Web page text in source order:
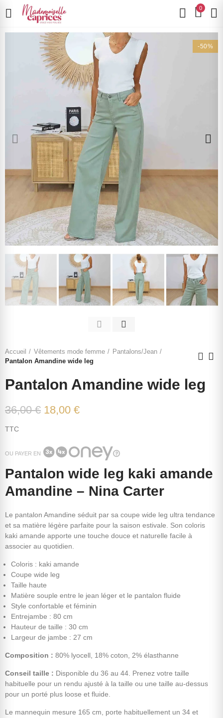
0
-50%
Accueil Vêtements mode femme
Pantalons/Jean
Pantalon Amandine wide leg
Pantalon Amandine wide leg
36,00 € 18,00 €
TTC
OU PAYER EN
Pantalon wide leg kaki amande
Amandine – Nina Carter
Le pantalon Amandine séduit par sa coupe wide leg ultra tendance
et sa matière légère parfaite pour la saison estivale. Son coloris
kaki amande apporte une touche douce et naturelle facile à
associer au quotidien.
Coloris : kaki amande
Coupe wide leg
Taille haute
Matière souple entre le jean léger et le pantalon fluide
Style confortable et féminin
Entrejambe : 80 cm
Hauteur de taille : 30 cm
Largeur de jambe : 27 cm
Composition : 80% lyocell, 18% coton, 2% élasthanne
Conseil taille : Disponible du 36 au 44. Prenez votre taille
habituelle pour un rendu ajusté à la taille ou une taille au-dessus
pour un porté plus loose et fluide.
Le mannequin mesure 165 cm, porte habituellement un 34 et